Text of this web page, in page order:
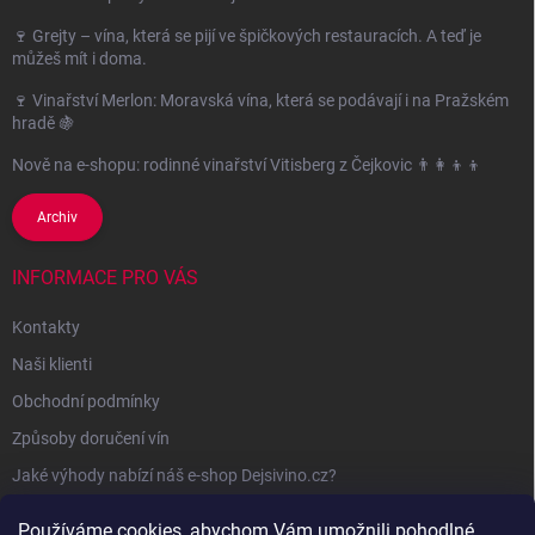
🍷 Grejty – vína, která se pijí ve špičkových restauracích. A teď je
můžeš mít i doma.
🍷 Vinařství Merlon: Moravská vína, která se podávají i na Pražském
hradě 🍇
Nově na e-shopu: rodinné vinařství Vitisberg z Čejkovic 👨‍👩‍👦‍👦
Archiv
INFORMACE PRO VÁS
Kontakty
Naši klienti
Obchodní podmínky
Způsoby doručení vín
Jaké výhody nabízí náš e-shop Dejsivino.cz?